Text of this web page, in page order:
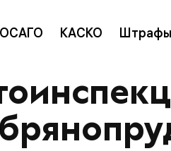
ОСАГО КАСКО Штрафы